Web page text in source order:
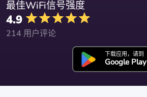
最佳WiFi信号强度
4.9
214 用户评论
下载应用，请到
Google Play